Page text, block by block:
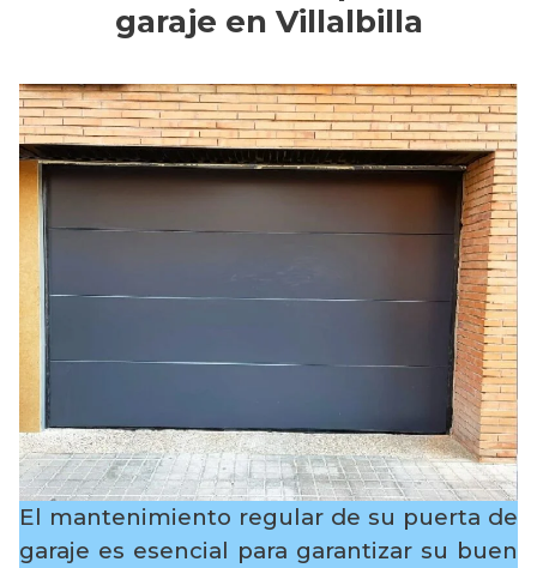
garaje en Villalbilla
El mantenimiento regular de su puerta de
garaje es esencial para garantizar su buen